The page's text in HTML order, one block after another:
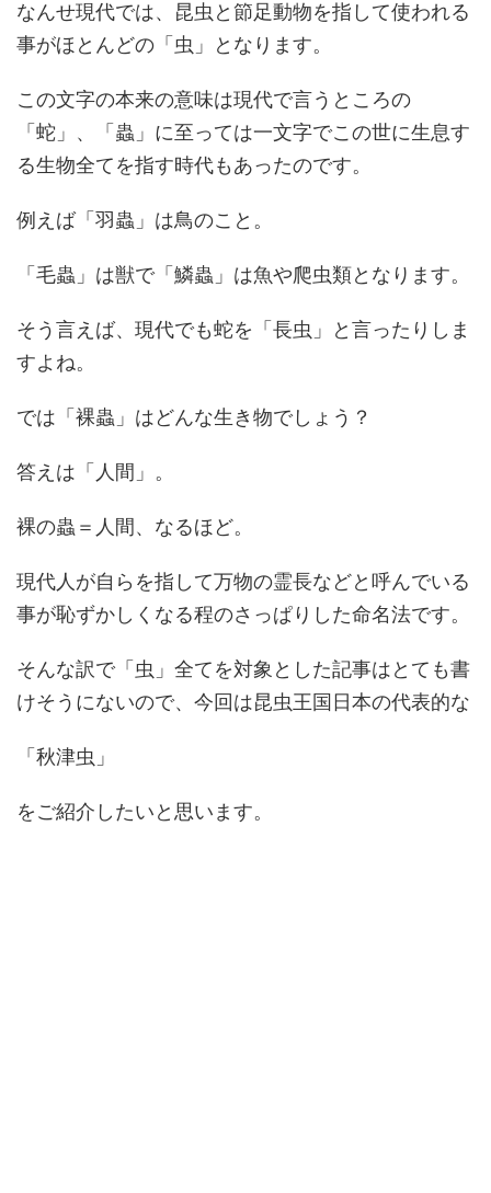
なんせ現代では、昆虫と節足動物を指して使われる
事がほとんどの「虫」となります。
この文字の本来の意味は現代で言うところの
「蛇」、「蟲」に至っては一文字でこの世に生息す
る生物全てを指す時代もあったのです。
例えば「羽蟲」は鳥のこと。
「毛蟲」は獣で「鱗蟲」は魚や爬虫類となります。
そう言えば、現代でも蛇を「長虫」と言ったりしま
すよね。
では「裸蟲」はどんな生き物でしょう？
答えは「人間」。
裸の蟲＝人間、なるほど。
現代人が自らを指して万物の霊長などと呼んでいる
事が恥ずかしくなる程のさっぱりした命名法です。
そんな訳で「虫」全てを対象とした記事はとても書
けそうにないので、今回は昆虫王国日本の代表的な
「秋津虫」
をご紹介したいと思います。